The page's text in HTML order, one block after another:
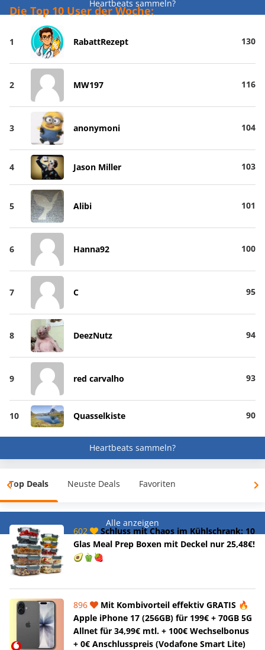
Heartbeats sammeln?
Die Top 10 User der Woche:
1 RabattRezept 130
2 MW197 116
3 anonymoni 104
4 Jason Miller 103
5 Alibi 101
6 Hanna92 100
7 C 95
8 DeezNutz 94
9 red carvalho 93
10 Quasselkiste 90
Heartbeats sammeln?
Top Deals Neuste Deals Favoriten
Alle anzeigen
602
Schluss mit Chaos im Kühlschrank: 10
Glas Meal Prep Boxen mit Deckel nur 25,48€!
🥑🫑🍓
896
Mit Kombivorteil effektiv GRATIS 🔥
Apple iPhone 17 (256GB) für 199€ + 70GB 5G
Allnet für 34,99€ mtl. + 100€ Wechselbonus
+ 0€ Anschlusspreis (Vodafone Smart Lite)